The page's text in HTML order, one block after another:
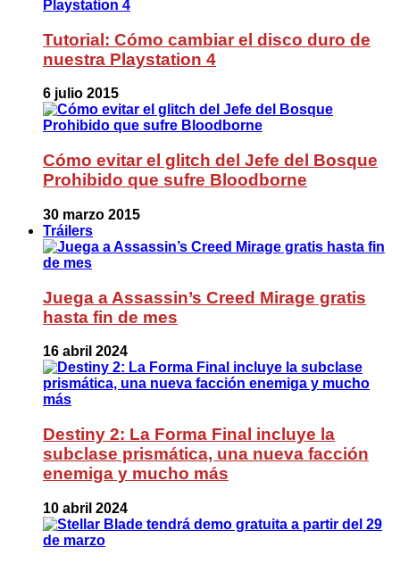
Tutorial: Cómo cambiar el disco duro de
nuestra Playstation 4
6 julio 2015
Cómo evitar el glitch del Jefe del Bosque
Prohibido que sufre Bloodborne
30 marzo 2015
Tráilers
Juega a Assassin’s Creed Mirage gratis
hasta fin de mes
16 abril 2024
Destiny 2: La Forma Final incluye la
subclase prismática, una nueva facción
enemiga y mucho más
10 abril 2024